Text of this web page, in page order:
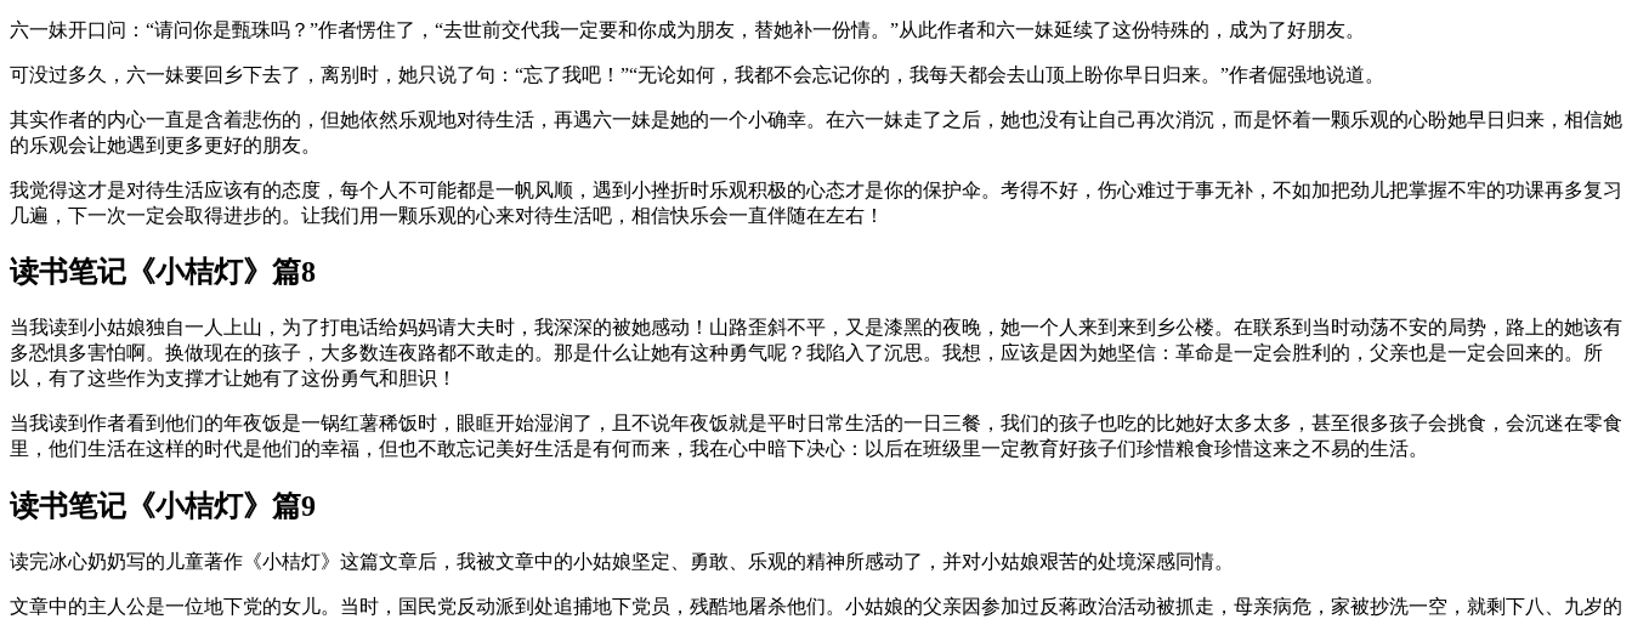
六一妹开口问：“请问你是甄珠吗？”作者愣住了，“去世前交代我一定要和你成为朋友，替她补一份情。”从此作者和六一妹延续了这份特殊的，成为了好朋友。
可没过多久，六一妹要回乡下去了，离别时，她只说了句：“忘了我吧！”“无论如何，我都不会忘记你的，我每天都会去山顶上盼你早日归来。”作者倔强地说道。
其实作者的内心一直是含着悲伤的，但她依然乐观地对待生活，再遇六一妹是她的一个小确幸。在六一妹走了之后，她也没有让自己再次消沉，而是怀着一颗乐观的心盼她早日归来，相信她
的乐观会让她遇到更多更好的朋友。
我觉得这才是对待生活应该有的态度，每个人不可能都是一帆风顺，遇到小挫折时乐观积极的心态才是你的保护伞。考得不好，伤心难过于事无补，不如加把劲儿把掌握不牢的功课再多复习
几遍，下一次一定会取得进步的。让我们用一颗乐观的心来对待生活吧，相信快乐会一直伴随在左右！
读书笔记《小桔灯》篇8
当我读到小姑娘独自一人上山，为了打电话给妈妈请大夫时，我深深的被她感动！山路歪斜不平，又是漆黑的夜晚，她一个人来到来到乡公楼。在联系到当时动荡不安的局势，路上的她该有
多恐惧多害怕啊。换做现在的孩子，大多数连夜路都不敢走的。那是什么让她有这种勇气呢？我陷入了沉思。我想，应该是因为她坚信：革命是一定会胜利的，父亲也是一定会回来的。所
以，有了这些作为支撑才让她有了这份勇气和胆识！
当我读到作者看到他们的年夜饭是一锅红薯稀饭时，眼眶开始湿润了，且不说年夜饭就是平时日常生活的一日三餐，我们的孩子也吃的比她好太多太多，甚至很多孩子会挑食，会沉迷在零食
里，他们生活在这样的时代是他们的幸福，但也不敢忘记美好生活是有何而来，我在心中暗下决心：以后在班级里一定教育好孩子们珍惜粮食珍惜这来之不易的生活。
读书笔记《小桔灯》篇9
读完冰心奶奶写的儿童著作《小桔灯》这篇文章后，我被文章中的小姑娘坚定、勇敢、乐观的精神所感动了，并对小姑娘艰苦的处境深感同情。
文章中的主人公是一位地下党的女儿。当时，国民党反动派到处追捕地下党员，残酷地屠杀他们。小姑娘的父亲因参加过反蒋政治活动被抓走，母亲病危，家被抄洗一空，就剩下八、九岁的